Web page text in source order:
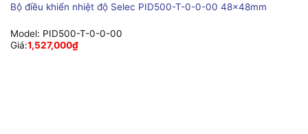
Bộ điều khiển nhiệt độ Selec PID500-T-0-0-00 48x48mm
Model: PID500-T-0-0-00
Giá:1,527,000₫